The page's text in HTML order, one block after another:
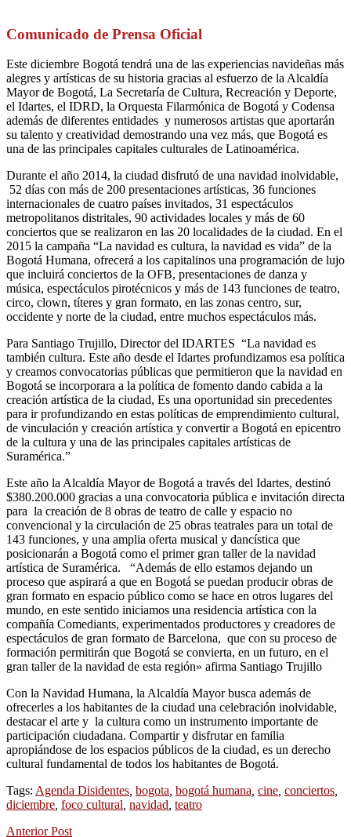
Comunicado de Prensa Oficial
Este diciembre Bogotá tendrá una de las experiencias navideñas más
alegres y artísticas de su historia gracias al esfuerzo de la Alcaldía
Mayor de Bogotá, La Secretaría de Cultura, Recreación y Deporte,
el Idartes, el IDRD, la Orquesta Filarmónica de Bogotá y Codensa
además de diferentes entidades y numerosos artistas que aportarán
su talento y creatividad demostrando una vez más, que Bogotá es
una de las principales capitales culturales de Latinoamérica.
Durante el año 2014, la ciudad disfrutó de una navidad inolvidable,
52 días con más de 200 presentaciones artísticas, 36 funciones
internacionales de cuatro países invitados, 31 espectáculos
metropolitanos distritales, 90 actividades locales y más de 60
conciertos que se realizaron en las 20 localidades de la ciudad. En el
2015 la campaña “La navidad es cultura, la navidad es vida” de la
Bogotá Humana, ofrecerá a los capitalinos una programación de lujo
que incluirá conciertos de la OFB, presentaciones de danza y
música, espectáculos pirotécnicos y más de 143 funciones de teatro,
circo, clown, títeres y gran formato, en las zonas centro, sur,
occidente y norte de la ciudad, entre muchos espectáculos más.
Para Santiago Trujillo, Director del IDARTES “La navidad es
también cultura. Este año desde el Idartes profundizamos esa política
y creamos convocatorias públicas que permitieron que la navidad en
Bogotá se incorporara a la política de fomento dando cabida a la
creación artística de la ciudad, Es una oportunidad sin precedentes
para ir profundizando en estas políticas de emprendimiento cultural,
de vinculación y creación artística y convertir a Bogotá en epicentro
de la cultura y una de las principales capitales artísticas de
Suramérica.”
Este año la Alcaldía Mayor de Bogotá a través del Idartes, destinó
$380.200.000 gracias a una convocatoria pública e invitación directa
para la creación de 8 obras de teatro de calle y espacio no
convencional y la circulación de 25 obras teatrales para un total de
143 funciones, y una amplia oferta musical y dancística que
posicionarán a Bogotá como el primer gran taller de la navidad
artística de Suramérica. “Además de ello estamos dejando un
proceso que aspirará a que en Bogotá se puedan producir obras de
gran formato en espacio público como se hace en otros lugares del
mundo, en este sentido iniciamos una residencia artística con la
compañía Comediants, experimentados productores y creadores de
espectáculos de gran formato de Barcelona, que con su proceso de
formación permitirán que Bogotá se convierta, en un futuro, en el
gran taller de la navidad de esta región» afirma Santiago Trujillo
Con la Navidad Humana, la Alcaldía Mayor busca además de
ofrecerles a los habitantes de la ciudad una celebración inolvidable,
destacar el arte y la cultura como un instrumento importante de
participación ciudadana. Compartir y disfrutar en familia
apropiándose de los espacios públicos de la ciudad, es un derecho
cultural fundamental de todos los habitantes de Bogotá.
Tags: Agenda Disidentes bogota bogotá humana cine conciertos
diciembre foco cultural navidad teatro
Anterior Post